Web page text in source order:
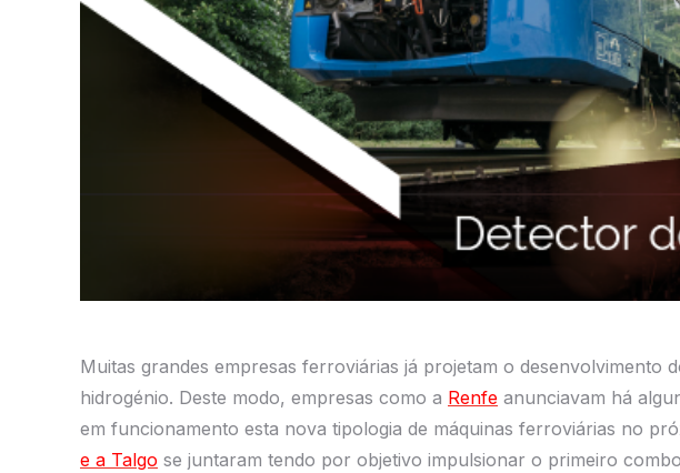
Muitas grandes empresas ferroviárias já projetam o desenvolvimento
hidrogénio. Deste modo, empresas como a Renfe anunciavam há
em funcionamento esta nova tipologia de máquinas ferroviárias no
e a Talgo se juntaram tendo por objetivo impulsionar o primeiro